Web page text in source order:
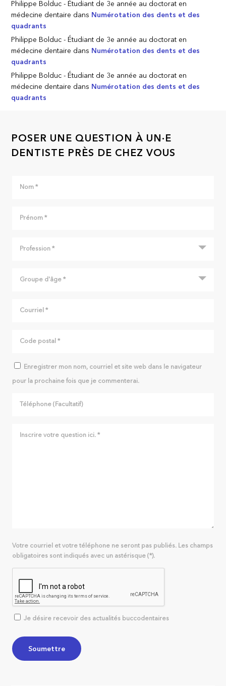
Philippe Bolduc - Étudiant de 3e année au doctorat en
médecine dentaire dans Numérotation des dents et des
quadrants
Philippe Bolduc - Étudiant de 3e année au doctorat en
médecine dentaire dans Numérotation des dents et des
quadrants
Philippe Bolduc - Étudiant de 3e année au doctorat en
médecine dentaire dans Numérotation des dents et des
quadrants
POSER UNE QUESTION À UN·E
DENTISTE PRÈS DE CHEZ VOUS
Enregistrer mon nom, courriel et site web dans le navigateur
pour la prochaine fois que je commenterai.
Votre courriel et votre téléphone ne seront pas publiés. Les champs
obligatoires sont indiqués avec un astérisque (*).
Je désire recevoir des actualités buccodentaires